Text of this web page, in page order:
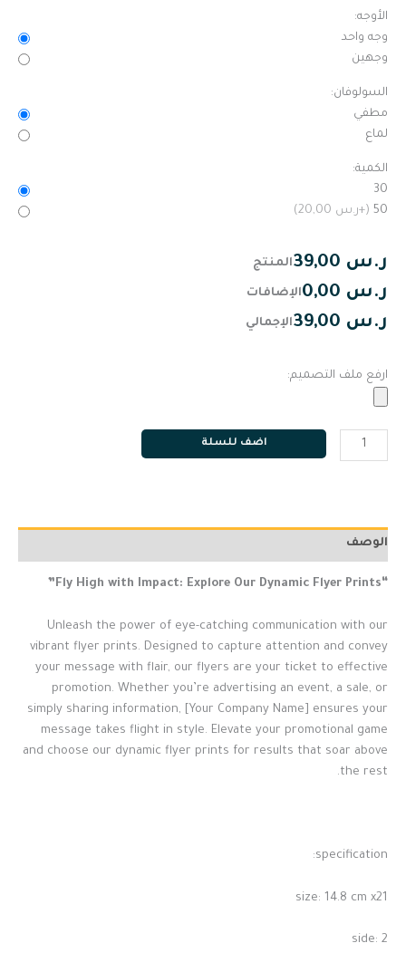
الأوجه:
وجه واحد
وجهين
السولوفان:
مطفي
لماع
الكمية:
30
50 (+ر.س 20,00)
المنتج ر.س 39,00
الإضافات ر.س 0,00
الإجمالي ر.س 39,00
ارفع ملف التصميم:
اضف للسلة
الوصف
“Fly High with Impact: Explore Our Dynamic Flyer Prints”
Unleash the power of eye-catching communication with our
vibrant flyer prints. Designed to capture attention and convey
your message with flair, our flyers are your ticket to effective
promotion. Whether you’re advertising an event, a sale, or
simply sharing information, [Your Company Name] ensures your
message takes flight in style. Elevate your promotional game
and choose our dynamic flyer prints for results that soar above
the rest.
specification:
size: 14.8 cm x21
side: 2